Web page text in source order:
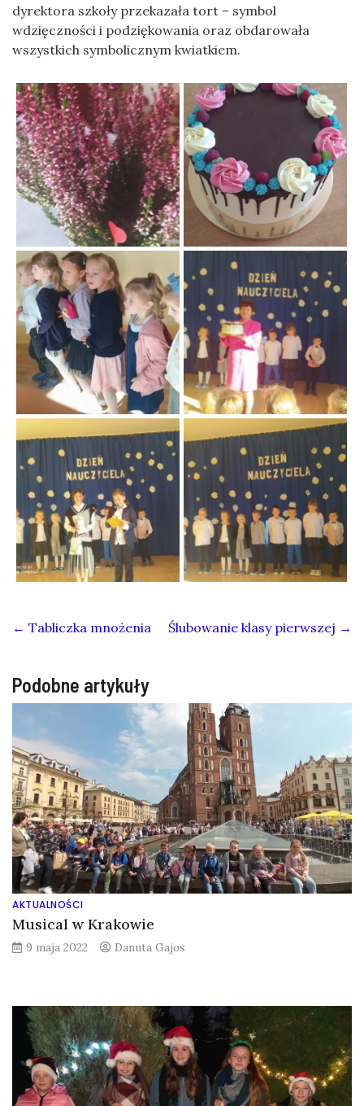
dyrektora szkoły przekazała tort – symbol
wdzięczności i podziękowania oraz obdarowała
wszystkich symbolicznym kwiatkiem.
← Tabliczka mnożenia Ślubowanie klasy pierwszej →
Podobne artykuły
AKTUALNOŚCI
Musical w Krakowie
9 maja 2022 Danuta Gajos